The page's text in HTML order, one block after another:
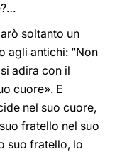
soltanto un
agli antichi: “Non
adira con il
cuore». E
nel suo cuore,
fratello nel suo
suo fratello, lo